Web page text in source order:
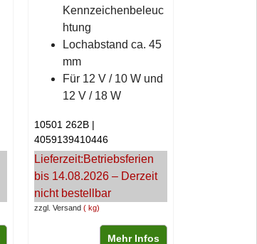
Kennzeichenbeleuc
htung
Lochabstand ca. 45
mm
Für 12 V / 10 W und
12 V / 18 W
zzgl. Versand kg
10501 262B
4059139410446
Lieferzeit:Betriebsferien
bis 14.08.2026 – Derzeit
nicht bestellbar
Mehr Infos